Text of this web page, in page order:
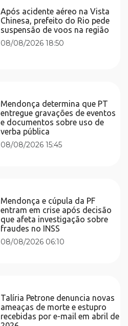
Após acidente aéreo na Vista
Chinesa, prefeito do Rio pede
suspensão de voos na região
08/08/2026 18:50
Mendonça determina que PT
entregue gravações de eventos
e documentos sobre uso de
verba pública
08/08/2026 15:45
Mendonça e cúpula da PF
entram em crise após decisão
que afeta investigação sobre
fraudes no INSS
08/08/2026 06:10
Talíria Petrone denuncia novas
ameaças de morte e estupro
recebidas por e-mail em abril de